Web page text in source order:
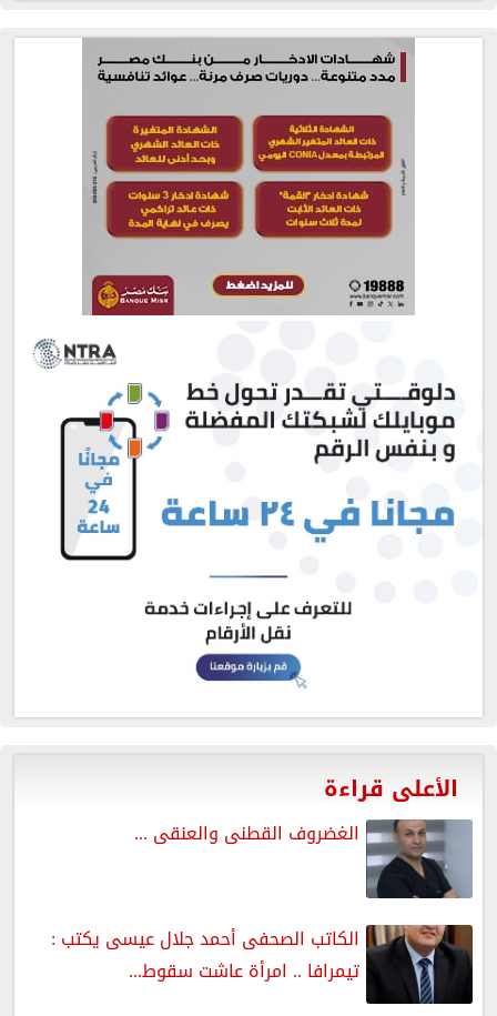
الأعلى قراءة
الغضروف القطنى والعنقى ...
الكاتب الصحفى أحمد جلال عيسى يكتب :
تيمرافا .. امرأة عاشت سقوط...